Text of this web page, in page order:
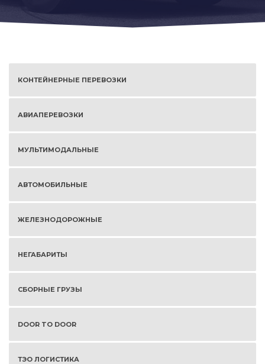
КОНТЕЙНЕРНЫЕ ПЕРЕВОЗКИ
АВИАПЕРЕВОЗКИ
МУЛЬТИМОДАЛЬНЫЕ
АВТОМОБИЛЬНЫЕ
ЖЕЛЕЗНОДОРОЖНЫЕ
НЕГАБАРИТЫ
СБОРНЫЕ ГРУЗЫ
DOOR TO DOOR
ТЭО ЛОГИСТИКА